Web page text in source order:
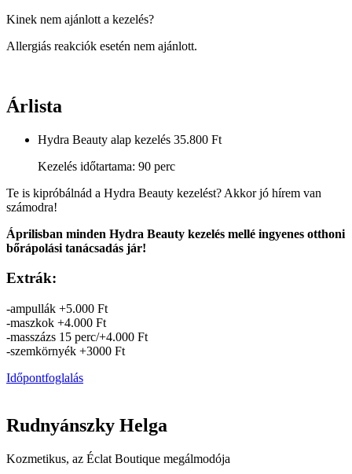
Kinek nem ajánlott a kezelés?
Allergiás reakciók esetén nem ajánlott.
Árlista
Hydra Beauty alap kezelés 35.800 Ft
Kezelés időtartama: 90 perc
Te is kipróbálnád a Hydra Beauty kezelést? Akkor jó hírem van
számodra!
Áprilisban minden Hydra Beauty kezelés mellé ingyenes otthoni
bőrápolási tanácsadás jár!
Extrák:
-ampullák +5.000 Ft
-maszkok +4.000 Ft
-masszázs 15 perc/+4.000 Ft
-szemkörnyék +3000 Ft
Időpontfoglalás
Rudnyánszky Helga
Kozmetikus, az Éclat Boutique megálmodója